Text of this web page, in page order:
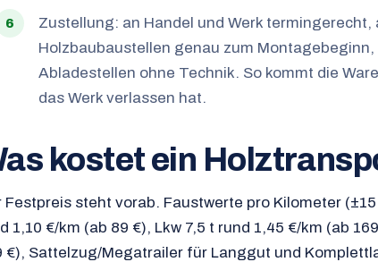
Zustellung: an Handel und Werk termingerecht,
Holzbaubaustellen genau zum
Abladestellen ohne Technik. So kommt die
das Werk verlassen hat.
kostet ein
Festpreis steht vorab. Faustwerte pro Kilometer
1,10 €/km (ab 89 €), Lkw 7,5 t rund 1,45 €/km (ab
€), Sattelzug/Megatrailer für Langgut und